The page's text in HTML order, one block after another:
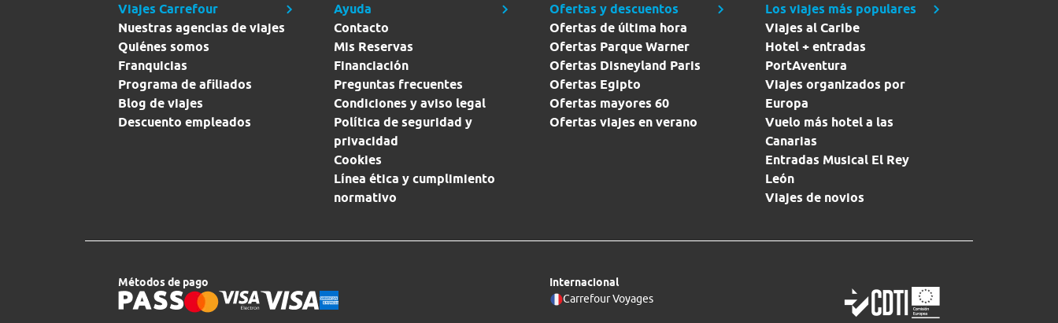
Viajes Carrefour
Nuestras agencias de viajes
Quiénes somos
Franquicias
Programa de afiliados
Blog de viajes
Descuento empleados
Ayuda
Contacto
Mis Reservas
Financiación
Preguntas frecuentes
Condiciones y aviso legal
Política de seguridad y
privacidad
Cookies
Línea ética y cumplimiento
normativo
Ofertas y descuentos
Ofertas de última hora
Ofertas Parque Warner
Ofertas Disneyland Paris
Ofertas Egipto
Ofertas mayores 60
Ofertas viajes en verano
Los viajes más populares
Viajes al Caribe
Hotel + entradas
PortAventura
Viajes organizados por
Europa
Vuelo más hotel a las
Canarias
Entradas Musical El Rey
León
Viajes de novios
Métodos de pago
Internacional
Carrefour Voyages